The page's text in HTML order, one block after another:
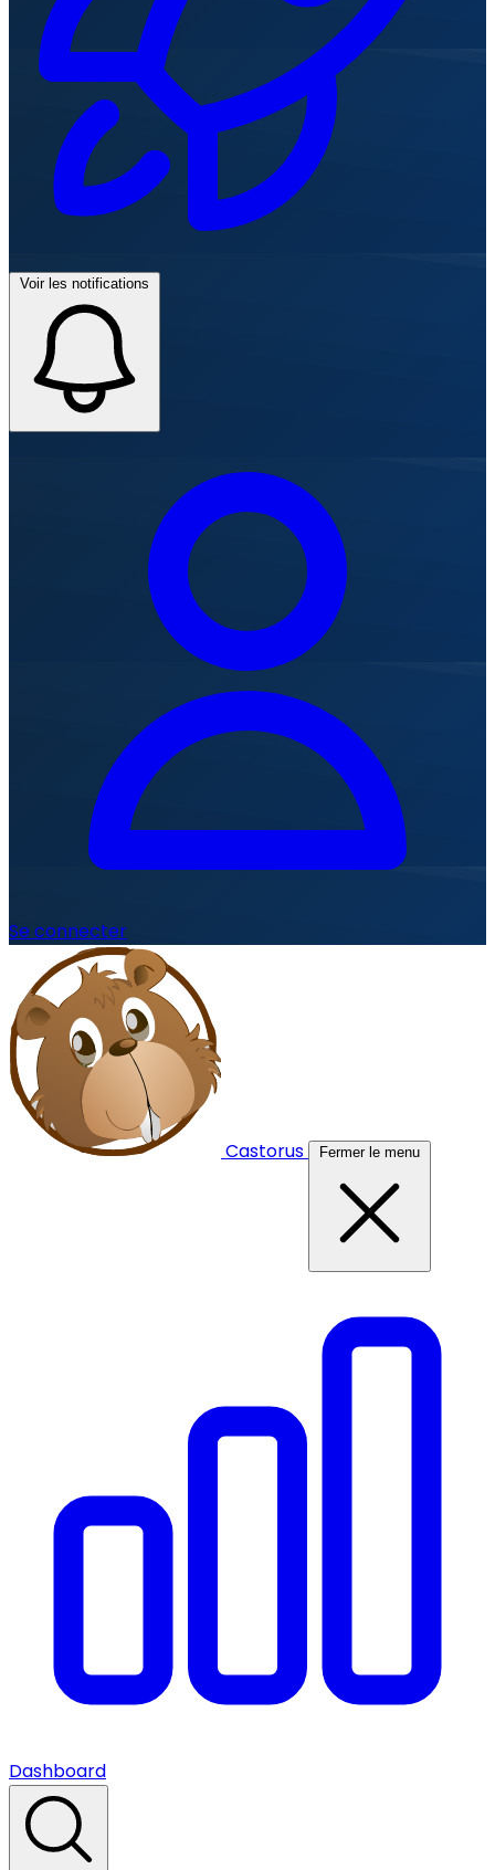
Voir les notifications
Se connecter
Castorus Fermer le menu
Dashboard